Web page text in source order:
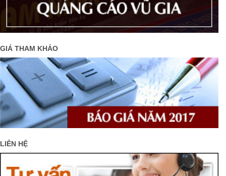
GIÁ THAM KHẢO
LIÊN HỆ